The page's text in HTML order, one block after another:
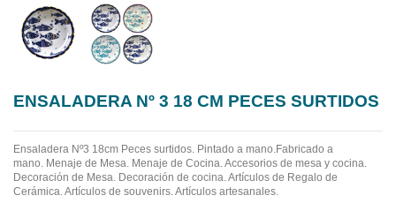
ENSALADERA Nº 3 18 CM PECES SURTIDOS
Ensaladera Nº3 18cm Peces surtidos. Pintado a mano.Fabricado a
mano. Menaje de Mesa. Menaje de Cocina. Accesorios de mesa y cocina.
Decoración de Mesa. Decoración de cocina. Artículos de Regalo de
Cerámica. Artículos de souvenirs. Artículos artesanales.